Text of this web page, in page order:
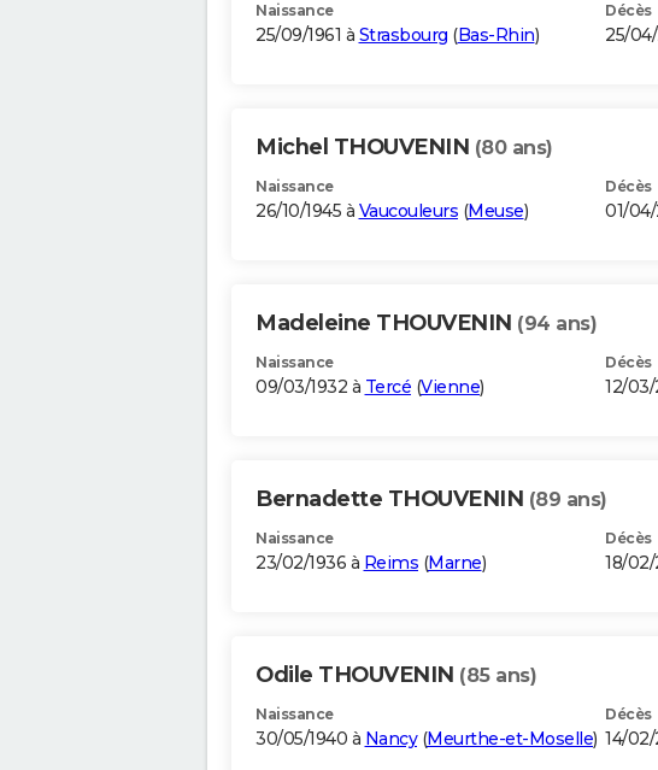
Naissance
25/09/1961 à Strasbourg (Bas-Rhin)
Décès
25/
Michel THOUVENIN (80 ans)
Naissance
26/10/1945 à Vaucouleurs (Meuse)
Décès
01/
Madeleine THOUVENIN (94 ans)
Naissance
09/03/1932 à Tercé (Vienne)
Décès
12/
Bernadette THOUVENIN (89 ans)
Naissance
23/02/1936 à Reims (Marne)
Décès
18/
Odile THOUVENIN (85 ans)
Naissance
30/05/1940 à Nancy(Meurthe-et-Moselle)
Décès
14/